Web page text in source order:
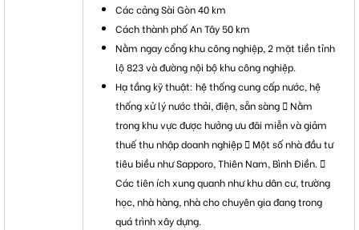
Các cảng Sài Gòn 40 km
Cách thành phố An Tây 50 km
Nằm ngay cổng khu công nghiệp, 2 mặt tiền tỉnh
lộ 823 và đường nội bộ khu công nghiệp.
Hạ tầng kỹ thuật: hệ thống cung cấp nước, hệ
thống xử lý nước thải, điện, sẵn sàng  Nằm
trong khu vực được hưởng ưu đãi miễn và giảm
thuế thu nhập doanh nghiệp  Một số nhà đầu tư
tiêu biều như Sapporo, Thiên Nam, Bình Điền. 
Các tiên ích xung quanh như khu dân cư, trường
học, nhà hàng, nhà cho chuyên gia đang trong
quá trình xây dựng.